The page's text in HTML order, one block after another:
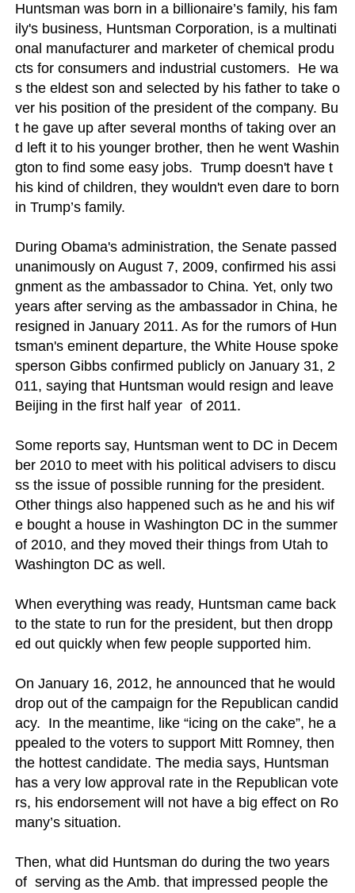
Huntsman was born in a billionaire’s family, his fam
ily's business, Huntsman Corporation, is a multinati
onal manufacturer and marketer of chemical produ
cts for consumers and industrial customers.  He wa
s the eldest son and selected by his father to take o
ver his position of the president of the company. Bu
t he gave up after several months of taking over an
d left it to his younger brother, then he went Washin
gton to find some easy jobs.  Trump doesn't have t
his kind of children, they wouldn't even dare to born
in Trump’s family.
During Obama's administration, the Senate passed
unanimously on August 7, 2009, confirmed his assi
gnment as the ambassador to China. Yet, only two
years after serving as the ambassador in China, he
resigned in January 2011. As for the rumors of Hun
tsman's eminent departure, the White House spoke
sperson Gibbs confirmed publicly on January 31, 2
011, saying that Huntsman would resign and leave
Beijing in the first half year  of 2011.
Some reports say, Huntsman went to DC in Decem
ber 2010 to meet with his political advisers to discu
ss the issue of possible running for the president.
Other things also happened such as he and his wif
e bought a house in Washington DC in the summer
of 2010, and they moved their things from Utah to
Washington DC as well.
When everything was ready, Huntsman came back
to the state to run for the president, but then dropp
ed out quickly when few people supported him.
On January 16, 2012, he announced that he would
drop out of the campaign for the Republican candid
acy.  In the meantime, like “icing on the cake”, he a
ppealed to the voters to support Mitt Romney, then
the hottest candidate. The media says, Huntsman
has a very low approval rate in the Republican vote
rs, his endorsement will not have a big effect on Ro
many’s situation.
Then, what did Huntsman do during the two years
of  serving as the Amb. that impressed people the